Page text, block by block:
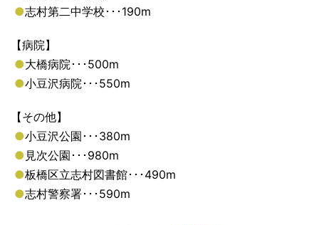
●志村第二中学校･･･190m
【病院】
●大橋病院･･･500m
●小豆沢病院･･･550m
【その他】
●小豆沢公園･･･380m
● 見次公園･･･980m
●板橋区立志村図書館･･･490m
●志村警察署･･･590m